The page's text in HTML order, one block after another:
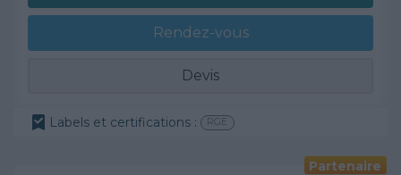
Rendez-vous
Devis
Labels et certifications : RGE
Partenaire